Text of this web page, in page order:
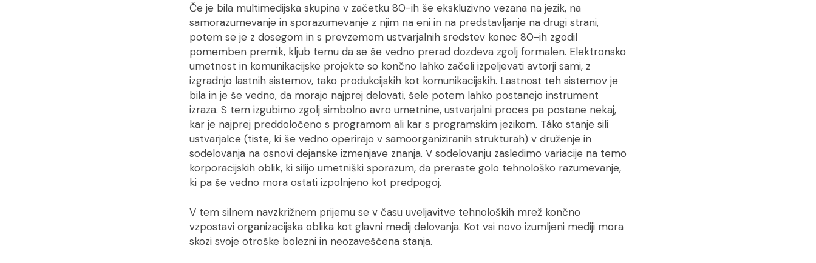
Če je bila multimedijska skupina v začetku 80-ih še ekskluzivno vezana na jezik, na
samorazumevanje in sporazumevanje z njim na eni in na predstavljanje na drugi strani,
potem se je z dosegom in s prevzemom ustvarjalnih sredstev konec 80-ih zgodil
pomemben premik, kljub temu da se še vedno prerad dozdeva zgolj formalen. Elektronsko
umetnost in komunikacijske projekte so končno lahko začeli izpeljevati avtorji sami, z
izgradnjo lastnih sistemov, tako produkcijskih kot komunikacijskih. Lastnost teh sistemov je
bila in je še vedno, da morajo najprej delovati, šele potem lahko postanejo instrument
izraza. S tem izgubimo zgolj simbolno avro umetnine, ustvarjalni proces pa postane nekaj,
kar je najprej preddoločeno s programom ali kar s programskim jezikom. Táko stanje sili
ustvarjalce (tiste, ki še vedno operirajo v samoorganiziranih strukturah) v druženje in
sodelovanja na osnovi dejanske izmenjave znanja. V sodelovanju zasledimo variacije na temo
korporacijskih oblik, ki silijo umetniški sporazum, da preraste golo tehnološko razumevanje,
ki pa še vedno mora ostati izpolnjeno kot predpogoj.
V tem silnem navzkrižnem prijemu se v času uveljavitve tehnoloških mrež končno
vzpostavi organizacijska oblika kot glavni medij delovanja. Kot vsi novo izumljeni mediji mora
skozi svoje otroške bolezni in neozaveščena stanja.